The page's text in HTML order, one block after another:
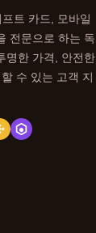
트 카드, 모바일
전문으로 하는 독
명한 가격, 안전한
수 있는 고객 지